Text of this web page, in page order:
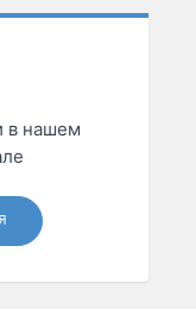
в нашем